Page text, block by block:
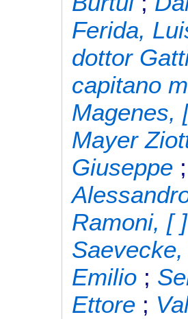
Ferida,
dottor
capitano
Magenes,
Mayer
Giuseppe ;
Ramoni, [ ]
Emilio ;
Ettore ;